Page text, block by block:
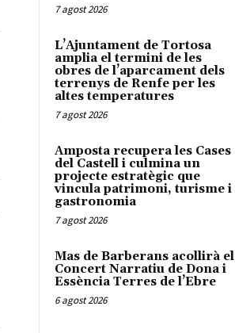
7 agost 2026
L’Ajuntament de Tortosa
amplia el termini de les
obres de l’aparcament dels
terrenys de Renfe per les
altes temperatures
7 agost 2026
Amposta recupera les Cases
del Castell i culmina un
projecte estratègic que
vincula patrimoni, turisme i
gastronomia
7 agost 2026
Mas de Barberans acollirà el
Concert Narratiu de Dona i
Essència Terres de l’Ebre
6 agost 2026